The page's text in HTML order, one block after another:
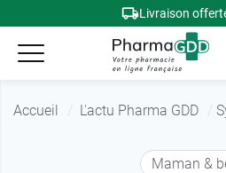
Livraison
Accueil L'actu Pharma GDD
Maman &